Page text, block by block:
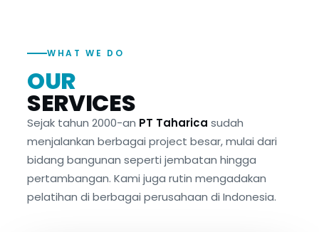
WHAT WE DO
OUR
SERVICES
Sejak tahun 2000-an PT Taharica sudah
menjalankan berbagai project besar, mulai dari
bidang bangunan seperti jembatan hingga
pertambangan. Kami juga rutin mengadakan
pelatihan di berbagai perusahaan di Indonesia.